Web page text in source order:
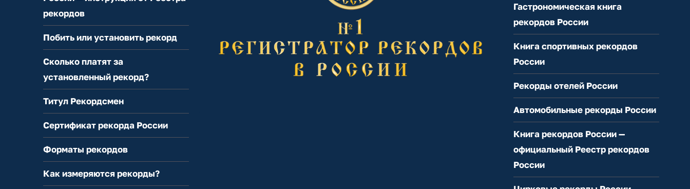
рекордов
Побить или установить рекорд
Сколько платят за
установленный рекорд?
Титул Рекордсмен
Сертификат рекорда России
Форматы рекордов
Как измеряются рекорды?
Гастрономическая книга
рекордов России
Книга спортивных рекордов
России
Рекорды отелей России
Автомобильные рекорды России
Книга рекордов России —
официальный Реестр рекордов
России